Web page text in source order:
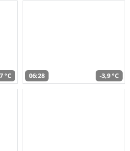
°C 06:28 -3,9 °C